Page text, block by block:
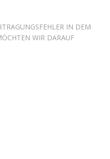
IN DEM
WIR DARAUF